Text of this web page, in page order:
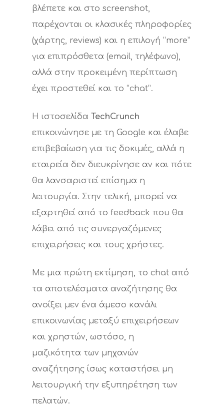
βλέπετε και στο screenshot,
παρέχονται οι κλασικές πληροφορίες
(χάρτης, reviews) και η επιλογή “more”
για επιπρόσθετα (email, τηλέφωνο),
αλλά στην προκειμένη περίπτωση
έχει προστεθεί και το “chat”.
Η ιστοσελίδα TechCrunch
επικοινώνησε με τη Google και έλαβε
επιβεβαίωση για τις δοκιμές, αλλά η
εταιρεία δεν διευκρίνησε αν και πότε
θα λανσαριστεί επίσημα η
λειτουργία. Στην τελική, μπορεί να
εξαρτηθεί από το feedback που θα
λάβει από τις συνεργαζόμενες
επιχειρήσεις και τους χρήστες.
Με μια πρώτη εκτίμηση, το chat από
τα αποτελέσματα αναζήτησης θα
ανοίξει μεν ένα άμεσο κανάλι
επικοινωνίας μεταξύ επιχειρήσεων
και χρηστών, ωστόσο, η
μαζικότητα των μηχανών
αναζήτησης ίσως καταστήσει μη
λειτουργική την εξυπηρέτηση των
πελατών.